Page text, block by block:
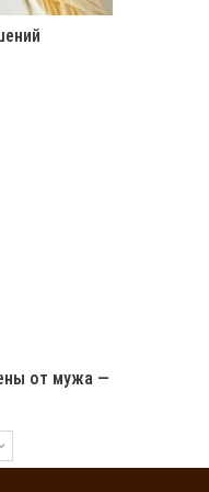
от мужа —